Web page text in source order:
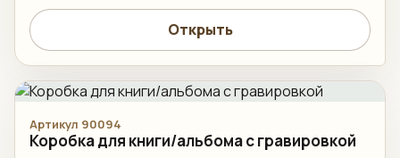
Открыть
Артикул 90094
Коробка для книги/альбома с гравировкой